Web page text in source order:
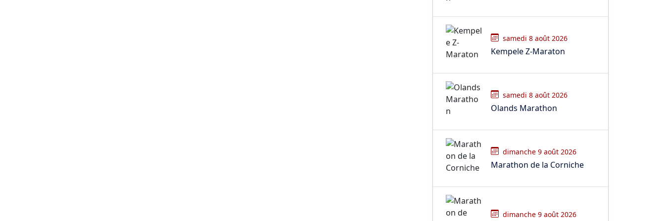
samedi 8 août 2026
Kempele Z-Maraton
samedi 8 août 2026
Olands Marathon
dimanche 9 août 2026
Marathon de la Corniche
dimanche 9 août 2026